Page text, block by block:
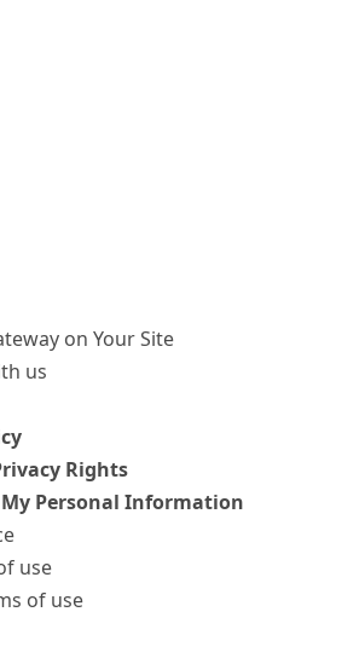
on Your Site
us
Rights
My Personal Information
use
of use